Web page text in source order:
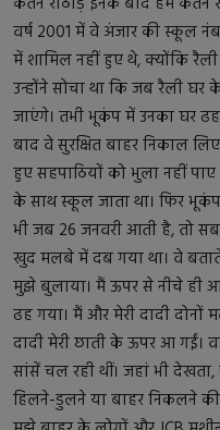
वर्ष 2001 में वे अंजार की स्कूल
में शामिल नहीं हुए थे, क्योंकि
उन्होंने सोचा था कि जब रैली
जाएंगे। तभी भूकंप में उनका घर
बाद वे सुरक्षित बाहर निकाल
हुए सहपाठियों को भुला नहीं
के साथ स्कूल जाता था। फिर
भी जब 26 जनवरी आती है, तो
खुद मलबे में दब गया था। वे
मुझे बुलाया। मैं ऊपर से नीचे ही
ढह गया। मैं और मेरी दादी
दादी मेरी छाती के ऊपर आ गईं।
सांसें चल रही थीं। जहां भी
हिलने-डुलने या बाहर निकलने